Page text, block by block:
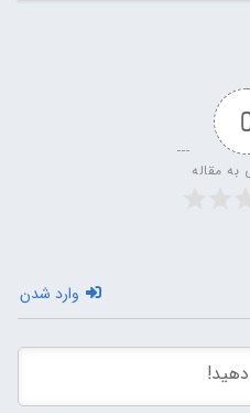
به مقاله
وارد شدن